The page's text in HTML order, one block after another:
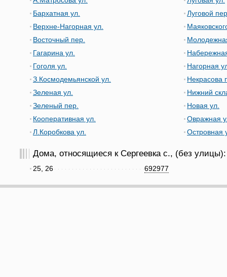
Бархатная ул.
Верхне-Нагорная ул.
Восточный пер.
Гагарина ул.
Гоголя ул.
З.Космодемьянской ул.
Зеленая ул.
Зеленый пер.
Кооперативная ул.
Л.Коробкова ул.
Луговой
Нагорная
Некрасова
Нижний
Новая ул.
Овражная
Островная
Дома, относящиеся к Сергеевка с., (без улицы):
692977
25, 26